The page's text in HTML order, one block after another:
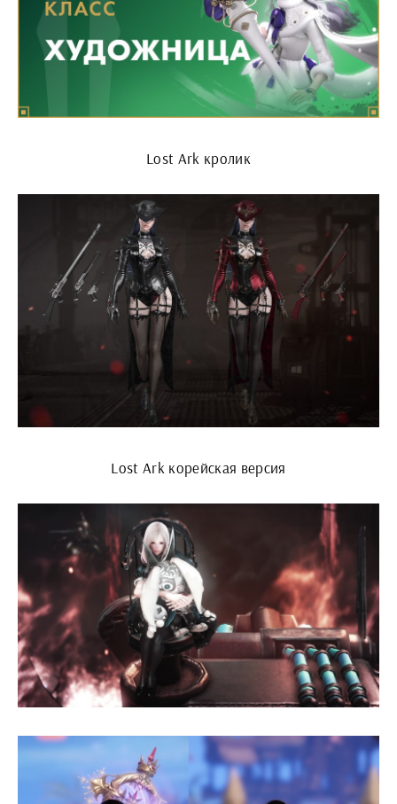
Lost Ark кролик
Lost Ark корейская версия